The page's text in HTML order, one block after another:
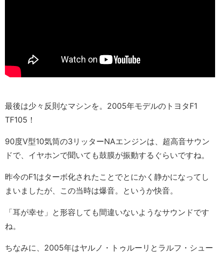
最後は少々反則なマシンを。2005年モデルのトヨタF1
TF105！
90度V型10気筒の3リッターNAエンジンは、超高音サウン
ドで、イヤホンで聞いても鼓膜が振動するぐらいですね。
昨今のF1はターボ化されたことでとにかく静かになってし
まいましたが、この当時は爆音。というか快音。
「耳が幸せ」と形容しても間違いないようなサウンドです
ね。
ちなみに、2005年はヤルノ・トゥルーリとラルフ・シュー